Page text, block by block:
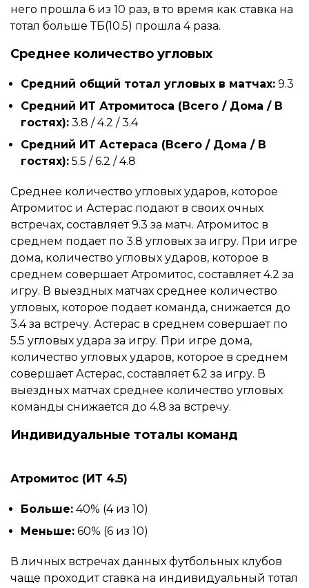
него прошла 6 из 10 раз, в то время как ставка на
тотал больше ТБ(10.5) прошла 4 раза.
Среднее количество угловых
Средний общий тотал угловых в матчах: 9.3
Средний ИТ Атромитоса (Всего / Дома / В
гостях): 3.8 / 4.2 / 3.4
Средний ИТ Астераса (Всего / Дома / В
гостях): 5.5 / 6.2 / 4.8
Среднее количество угловых ударов, которое
Атромитос и Астерас подают в своих очных
встречах, составляет 9.3 за матч. Атромитос в
среднем подает по 3.8 угловых за игру. При игре
дома, количество угловых ударов, которое в
среднем совершает Атромитос, составляет 4.2 за
игру. В выездных матчах среднее количество
угловых, которое подает команда, снижается до
3.4 за встречу. Астерас в среднем совершает по
5.5 угловых удара за игру. При игре дома,
количество угловых ударов, которое в среднем
совершает Астерас, составляет 6.2 за игру. В
выездных матчах среднее количество угловых
команды снижается до 4.8 за встречу.
Индивидуальные тоталы команд
Атромитос (ИТ 4.5)
Больше: 40% (4 из 10)
Меньше: 60% (6 из 10)
В личных встречах данных футбольных клубов
чаще проходит ставка на индивидуальный тотал